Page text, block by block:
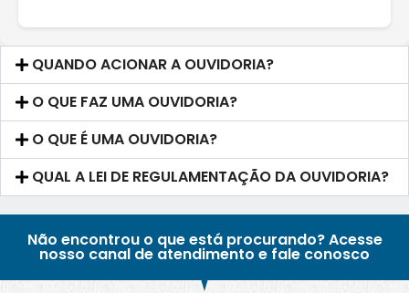
QUANDO ACIONAR A OUVIDORIA?
O QUE FAZ UMA OUVIDORIA?
O QUE É UMA OUVIDORIA?
QUAL A LEI DE REGULAMENTAÇÃO DA OUVIDORIA?
Não encontrou o que está procurando? Acesse
nosso canal de atendimento e fale conosco